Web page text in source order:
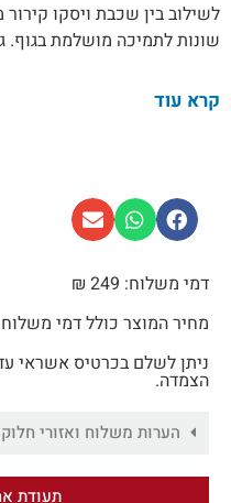
לשילוב בין שכבת ויסקו
שונות לתמיכה מושלמת בגוף. גובה המזרן
קרא עוד
דמי משלוח: 249 ₪
מחיר המוצר כולל דמי משלוח: 1739
הצמדה.
הערות משלוח ואזורי
תעודת